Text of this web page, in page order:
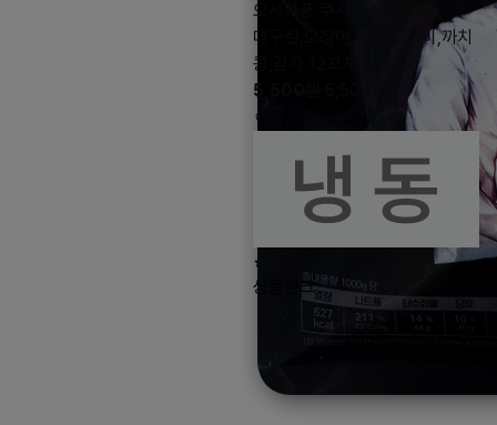
오사카풍 쿠시까스 360g
대구살,오징어,명태,스리미,까치
콩,감자 12꼬치
5,500
상품링크